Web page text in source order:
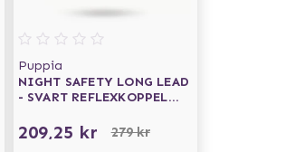
Puppia
NIGHT SAFETY LONG LEAD
- SVART REFLEXKOPPEL
209,25 kr 279 kr